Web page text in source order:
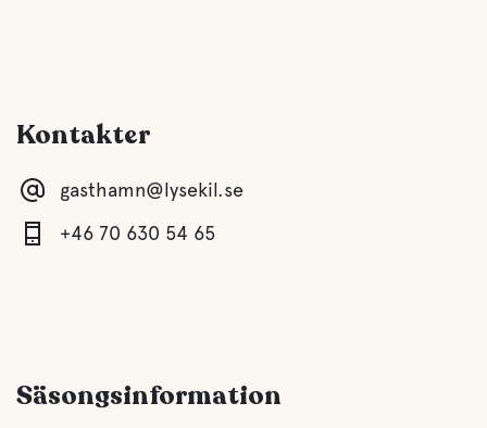
Vatten
Hav
Kontakter
gasthamn@lysekil.se
+46 70 630 54 65
Säsongsinformation